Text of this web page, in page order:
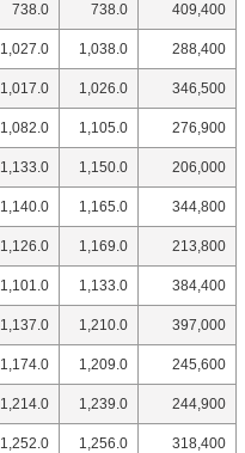
738.0 738.0 409,400
1,027.0 1,038.0 288,400
1,017.0 1,026.0 346,500
1,082.0 1,105.0 276,900
1,133.0 1,150.0 206,000
1,140.0 1,165.0 344,800
1,126.0 1,169.0 213,800
1,101.0 1,133.0 384,400
1,137.0 1,210.0 397,000
1,174.0 1,209.0 245,600
1,214.0 1,239.0 244,900
1,252.0 1,256.0 318,400